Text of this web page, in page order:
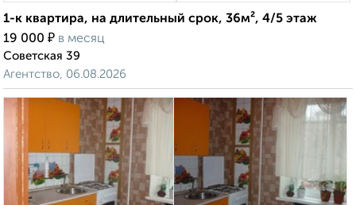
1-к квартира, на длительный срок, 36м², 4/5 этаж
19 000 ₽ в месяц
Советская 39
Агентство, 06.08.2026